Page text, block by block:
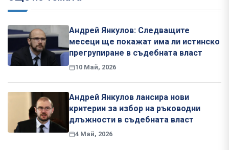
Андрей Янкулов: Следващите
месеци ще покажат има ли истинско
прегрупиране в съдебната власт
10 Май, 2026
Андрей Янкулов лансира нови
критерии за избор на ръководни
длъжности в съдебната власт
4 Май, 2026